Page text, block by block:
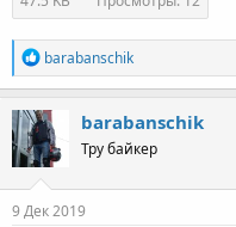
R
e
a
c
t
i
o
n
s
barabanschik
barabanschik
Тру байкер
9 Дек 2019